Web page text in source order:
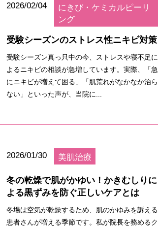
2026/02/04
にきび・ケミカルピーリ
ング
受験シーズンのストレス性ニキビ対策
受験シーズン真っ只中の今、ストレスや寝不足に
よるニキビの相談が急増しています。実際、「急
にニキビが増えて困る」「肌荒れがなかなか治ら
ない」といった声が、当院に...
2026/01/30 美肌治療
冬の乾燥で肌がかゆい！かきむしりに
よる黒ずみを防ぐ正しいケアとは
冬場は空気が乾燥するため、肌のかゆみを訴える
患者さんが増える季節です。私が院長を務めるク